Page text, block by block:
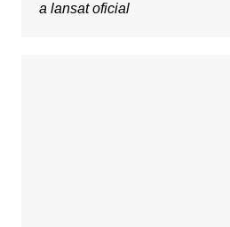
a lansat oficial